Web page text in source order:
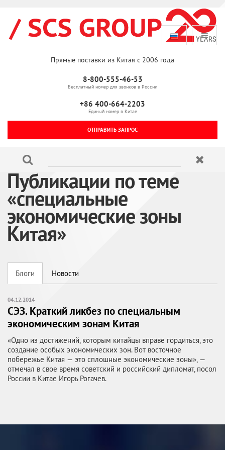
Прямые поставки из Китая с 2006 года
8-800-555-46-53
Бесплатный номер для звонков в России
+86 400-664-2203
Единый номер в Китае
ОТПРАВИТЬ ЗАПРОС
Публикации по теме
«специальные
экономические зоны
Китая»
Блоги Новости
04.12.2014
СЭЗ. Краткий ликбез по специальным
экономическим зонам Китая
«Одно из достижений, которым китайцы вправе гордиться, это
создание особых экономических зон. Вот восточное
побережье Китая — это сплошные экономические зоны», —
отмечал в свое время советский и российский дипломат, посол
России в Китае Игорь Рогачев.